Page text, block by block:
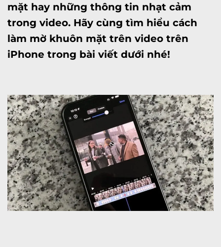
mặt hay những thông tin nhạt cảm
trong video. Hãy cùng tìm hiểu cách
làm mờ khuôn mặt trên video trên
iPhone trong bài viết dưới nhé!